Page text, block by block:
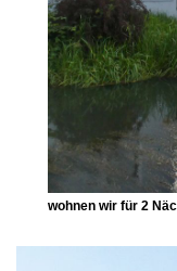
wohnen wir für 2